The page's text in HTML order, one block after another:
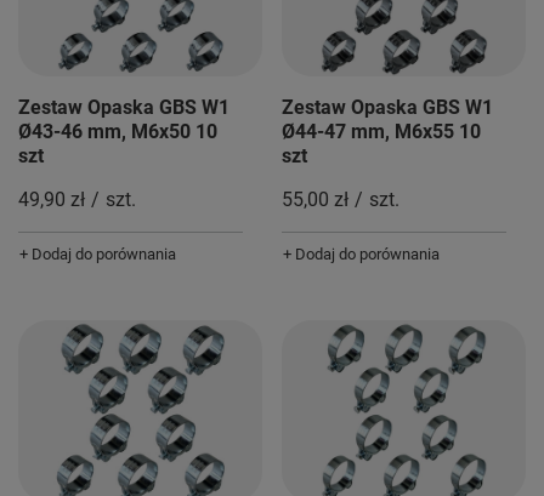
Zestaw Opaska GBS W1
Ø43-46 mm, M6x50 10
szt
49,90 zł / szt.
+ Dodaj do porównania
Zestaw Opaska GBS W1
Ø44-47 mm, M6x55 10
szt
55,00 zł / szt.
+ Dodaj do porównania